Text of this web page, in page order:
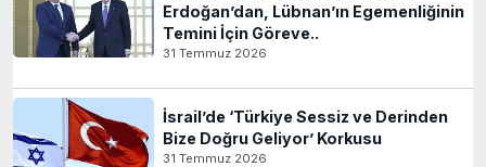
Erdoğan’dan, Lübnan’ın Egemenliğinin
Temini İçin Göreve..
31 Temmuz 2026
İsrail’de ‘Türkiye Sessiz ve Derinden
Bize Doğru Geliyor’ Korkusu
31 Temmuz 2026